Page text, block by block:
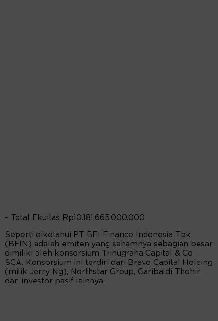
- Total Ekuitas Rp10.181.665.000.000.
Seperti diketahui PT BFI Finance Indonesia Tbk
(BFIN) adalah emiten yang sahamnya sebagian besar
dimiliki oleh konsorsium Trinugraha Capital & Co
SCA. Konsorsium ini terdiri dari Bravo Capital Holding
(milik Jerry Ng), Northstar Group, Garibaldi Thohir,
dan investor pasif lainnya.